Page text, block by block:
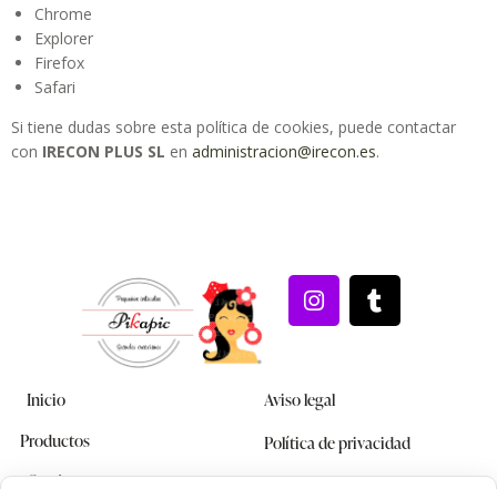
Chrome
Explorer
Firefox
Safari
Si tiene dudas sobre esta política de cookies, puede contactar
con IRECON PLUS SL en administracion@irecon.es.
Inicio
Productos
Conócenos
Aviso legal
Política de privacidad